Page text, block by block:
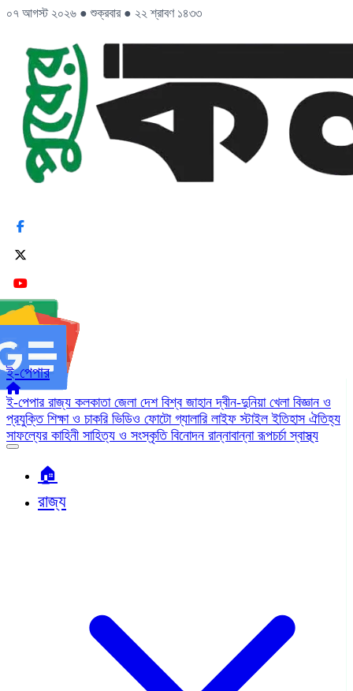
০৭ আগস্ট ২০২৬ ● শুক্রবার ● ২২ শ্রাবণ ১৪৩৩
ই-পেপার
ই-পেপার রাজ্য কলকাতা জেলা দেশ বিশ্ব জাহানদ্বীন-দুনিয়া খেলা বিজ্ঞান ও
প্রযুক্তি শিক্ষা ও চাকরি ভিডিও ফোটো গ্যালারি লাইফ স্টাইলইতিহাস ঐতিহ্য
সাফল্যের কাহিনী সাহিত্য ও সংস্কৃতি বিনোদন রান্নাবান্নারূপচর্চাস্বাস্থ্য
🏠︎
রাজ্য